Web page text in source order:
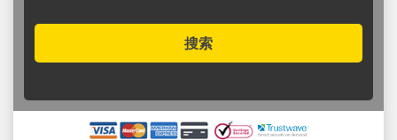
搜索